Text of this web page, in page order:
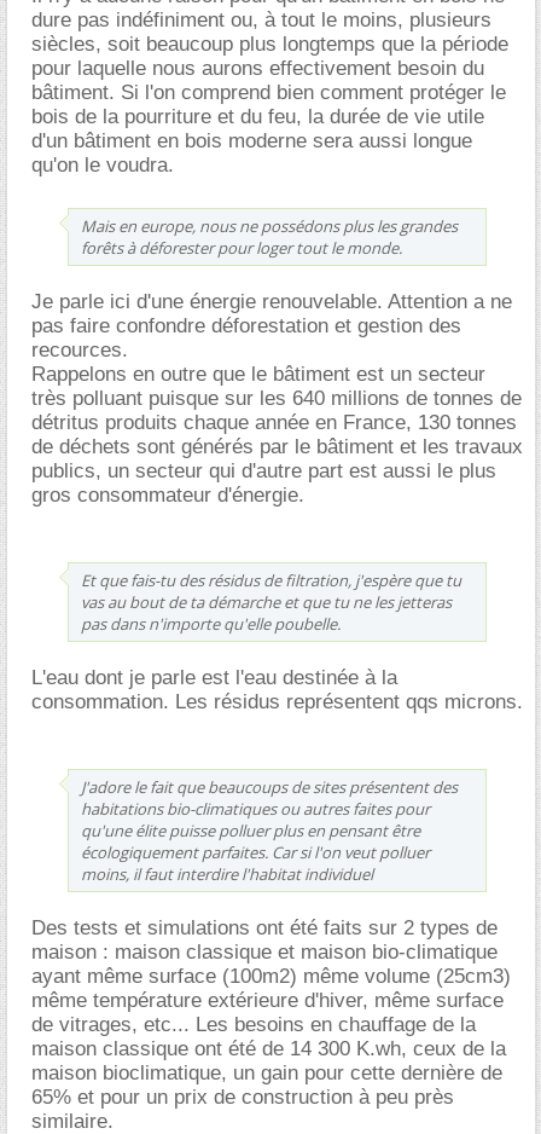
dure pas indéfiniment ou, à tout le moins, plusieurs
siècles, soit beaucoup plus longtemps que la période
pour laquelle nous aurons effectivement besoin du
bâtiment. Si l'on comprend bien comment protéger le
bois de la pourriture et du feu, la durée de vie utile
d'un bâtiment en bois moderne sera aussi longue
qu'on le voudra.
Mais en europe, nous ne possédons plus les grandes
forêts à déforester pour loger tout le monde.
Je parle ici d'une énergie renouvelable. Attention a ne
pas faire confondre déforestation et gestion des
recources.
Rappelons en outre que le bâtiment est un secteur
très polluant puisque sur les 640 millions de tonnes de
détritus produits chaque année en France, 130 tonnes
de déchets sont générés par le bâtiment et les travaux
publics, un secteur qui d'autre part est aussi le plus
gros consommateur d'énergie.
Et que fais-tu des résidus de filtration, j'espère que tu
vas au bout de ta démarche et que tu ne les jetteras
pas dans n'importe qu'elle poubelle.
L'eau dont je parle est l'eau destinée à la
consommation. Les résidus représentent qqs microns.
J'adore le fait que beaucoups de sites présentent des
habitations bio-climatiques ou autres faites pour
qu'une élite puisse polluer plus en pensant être
écologiquement parfaites. Car si l'on veut polluer
moins, il faut interdire l'habitat individuel
Des tests et simulations ont été faits sur 2 types de
maison : maison classique et maison bio-climatique
ayant même surface (100m2) même volume (25cm3)
même température extérieure d'hiver, même surface
de vitrages, etc... Les besoins en chauffage de la
maison classique ont été de 14 300 K.wh, ceux de la
maison bioclimatique, un gain pour cette dernière de
65% et pour un prix de construction à peu près
similaire.